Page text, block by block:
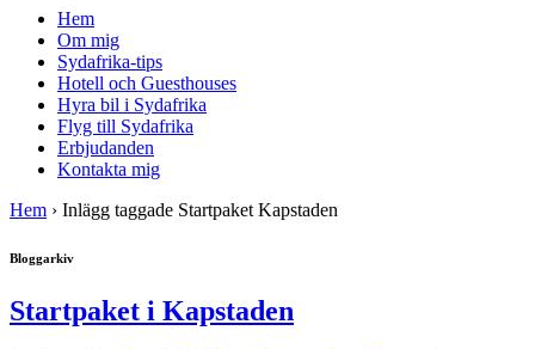
Hem
Om mig
Sydafrika-tips
Hotell och Guesthouses
Hyra bil i Sydafrika
Flyg till Sydafrika
Erbjudanden
Kontakta mig
Hem › Inlägg taggade Startpaket Kapstaden
Bloggarkiv
Startpaket i Kapstaden